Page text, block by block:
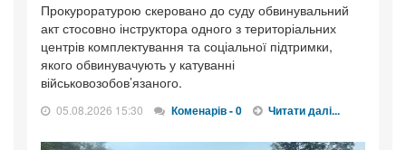
Прокуроратурою скеровано до суду обвинувальний
акт стосовно інструктора одного з територіальних
центрів комплектування та соціальної підтримки,
якого обвинувачують у катуванні
військовозобов’язаного.
05.08.2026 15:30 Коменарів - 0 Читати далі...